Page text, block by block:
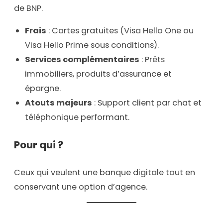
de BNP.
Frais : Cartes gratuites (Visa Hello One ou
Visa Hello Prime sous conditions).
Services complémentaires : Prêts
immobiliers, produits d’assurance et
épargne.
Atouts majeurs : Support client par chat et
téléphonique performant.
Pour qui ?
Ceux qui veulent une banque digitale tout en
conservant une option d’agence.